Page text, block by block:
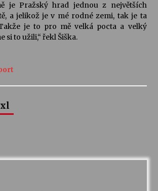
je Pražský hrad jednou z největších
a jelikož je v mé rodné zemi, tak je ta
je to pro mě velká pocta a velký
si to užili,“ řekl Šiška.